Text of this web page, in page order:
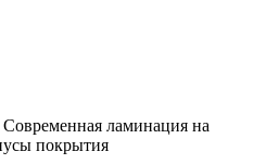
Современная ламинация на
покрытия